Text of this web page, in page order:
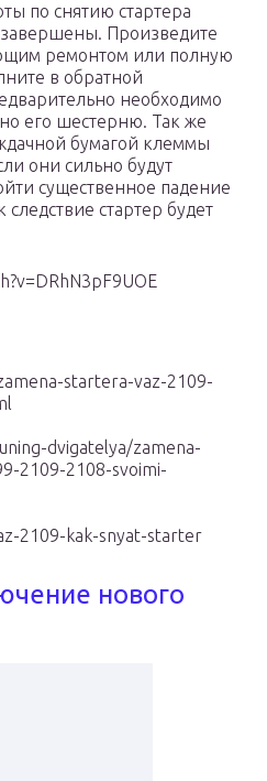
по снятию стартера
Произведите
ремонтом или полную
в обратной
необходимо
его шестерню. Так же
бумагой клеммы
они сильно будут
существенное падение
стартер будет
startera-vaz-2109-
dvigatelya/zamena-
2109-2108-svoimi-
2109-kak-snyat-starter
нового